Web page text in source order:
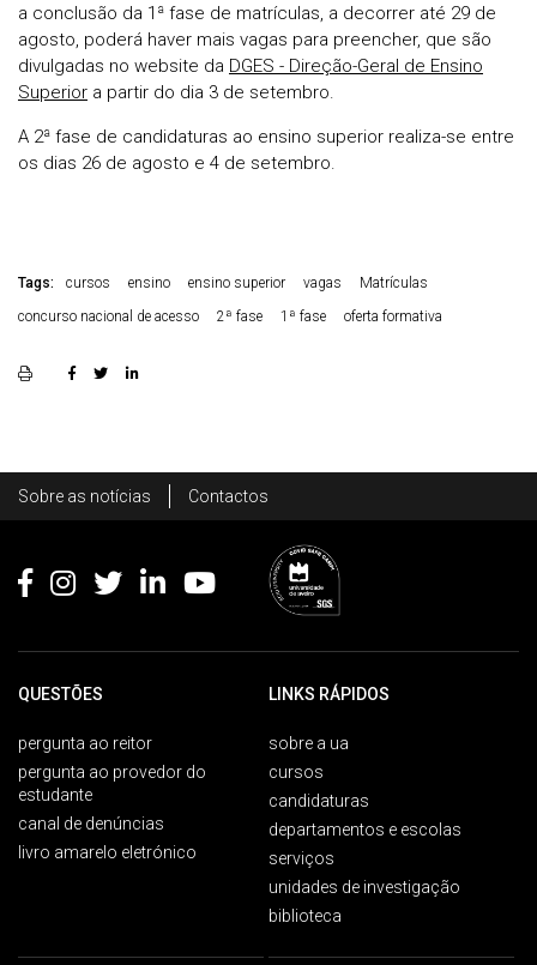
a conclusão da 1ª fase de matrículas, a decorrer até 29 de
agosto, poderá haver mais vagas para preencher, que são
divulgadas no website da DGES - Direção-Geral de Ensino
Superior a partir do dia 3 de setembro.
A 2ª fase de candidaturas ao ensino superior realiza-se entre
os dias 26 de agosto e 4 de setembro.
Tags: cursos ensino ensino superior vagas
Matrículas
concurso nacional de acesso
2ª fase 1ª fase oferta formativa
Footer
Sobre as notícias Contactos
QUESTÕES
pergunta ao reitor
pergunta ao provedor do
estudante
canal de denúncias
livro amarelo eletrónico
LINKS RÁPIDOS
sobre a ua
cursos
candidaturas
departamentos e escolas
serviços
unidades de investigação
biblioteca